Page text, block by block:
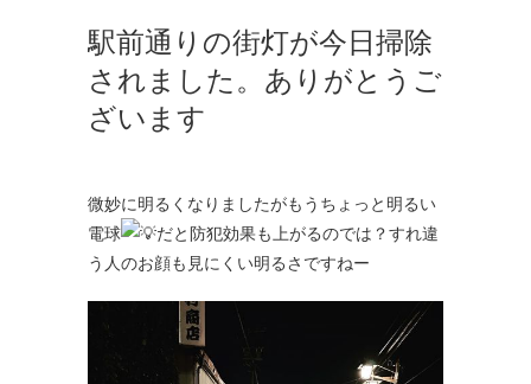
駅前通りの街灯が今日掃除
されました。ありがとうご
ざいます
微妙に明るくなりましたがもうちょっと明るい
電球
だと防犯効果も上がるのでは？すれ違
う人のお顔も見にくい明るさですねー